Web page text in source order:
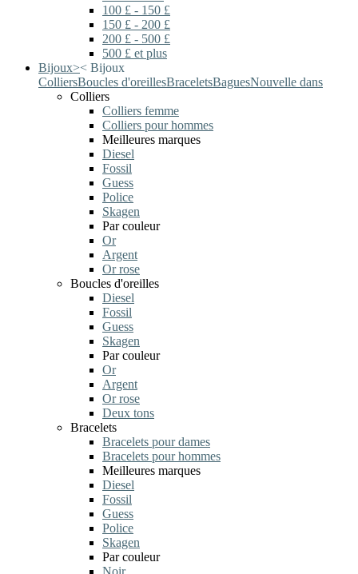
100 £ - 150 £
150 £ - 200 £
200 £ - 500 £
500 £ et plus
Bijoux>< Bijoux
ColliersBoucles d'oreillesBraceletsBaguesNouvelle dans
Colliers
Colliers femme
Colliers pour hommes
Meilleures marques
Diesel
Fossil
Guess
Police
Skagen
Par couleur
Or
Argent
Or rose
Boucles d'oreilles
Diesel
Fossil
Guess
Skagen
Par couleur
Or
Argent
Or rose
Deux tons
Bracelets
Bracelets pour dames
Bracelets pour hommes
Meilleures marques
Diesel
Fossil
Guess
Police
Skagen
Par couleur
Noir